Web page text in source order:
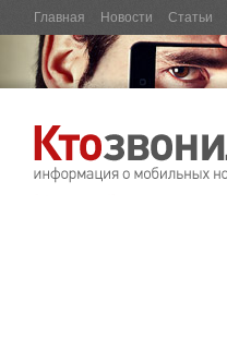
Главная Новости Статьи